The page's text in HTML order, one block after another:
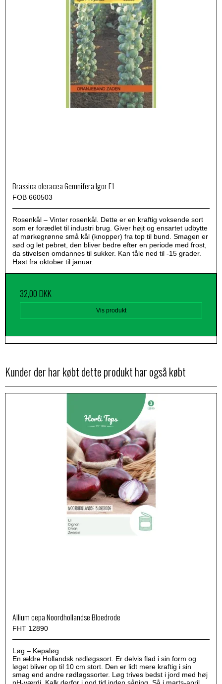
Brassica oleracea Gemnifera Igor F1
FOB 660503
Rosenkål – Vinter rosenkål. Dette er en kraftig voksende sort
som er forædlet til industri brug. Giver højt og ensartet udbytte
af mørkegrønne små kål (knopper) fra top til bund. Smagen er
sød og let pebret, den bliver bedre efter en periode med frost,
da stivelsen omdannes til sukker. Kan tåle ned til -15 grader.
Høst fra oktober til januar.
32,00 DKK
Vis produkt
Kunder der har købt dette produkt har også købt
Allium cepa Noordhollandse Bloedrode
FHT 12890
Løg – Kepaløg
En ældre Hollandsk rødløgssort. Er delvis flad i sin form og
løget bliver op til 10 cm stort. Den er lidt mere kraftig i sin
smag end andre rødløgssorter. Løg trives bedst i jord med høj